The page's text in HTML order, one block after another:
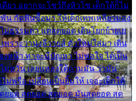
ดียว อยากจะโชว์ถึงหิวโซ เด็กใต้ก็ไม่
น กัดฟันซื้อมา ให้เด็กเทพเหลียวมอง
ม่ธรรมดา แต่สุดยอด เดินโยกย้ายเย
พราะว่านุ่งลีวายส์ ตัวใหม่ใส่มา เดิน
งหน้า ท่าจะมีปัญหา ไม่พอใจ ได้เป็น
ม่หวั่น เลยแหลงใต้ถามมัน ว่ามัน
พรื่อ เปลี่ยนเป็นยิ้มให้ เจอะเด็กใต้
ยอด สุดยอด สุดยอด มันสุดยอด สุด